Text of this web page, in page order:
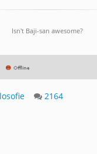
Isn't Baji-san awesome?
2164